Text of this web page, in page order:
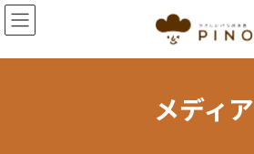
コ
ン
ン
ナ
ビ
ー
メディア